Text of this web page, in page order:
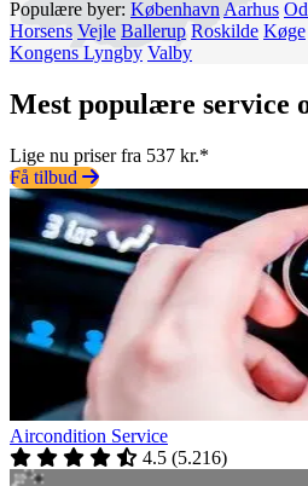
Populære byer: København Aarhus
Horsens Vejle Ballerup Roskilde Køge
Kongens Lyngby Valby
Mest populære service
Lige nu priser fra 537 kr.*
Få tilbud
Aircondition Service
4.5 (5.216)